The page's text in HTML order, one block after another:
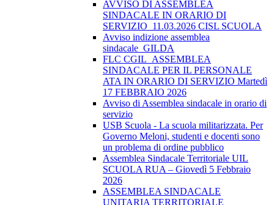
AVVISO DI ASSEMBLEA
SINDACALE IN ORARIO DI
SERVIZIO_11.03.2026 CISL SCUOLA
Avviso indizione assemblea
sindacale_GILDA
FLC CGIL_ASSEMBLEA
SINDACALE PER IL PERSONALE
ATA IN ORARIO DI SERVIZIO Martedì
17 FEBBRAIO 2026
Avviso di Assemblea sindacale in orario di
servizio
USB Scuola - La scuola militarizzata. Per
Governo Meloni, studenti e docenti sono
un problema di ordine pubblico
Assemblea Sindacale Territoriale UIL
SCUOLA RUA – Giovedì 5 Febbraio
2026
ASSEMBLEA SINDACALE
UNITARIA TERRITORIALE